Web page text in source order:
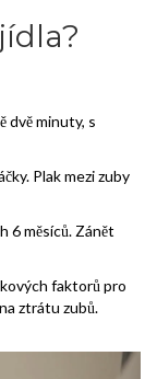
dvě minuty, s
Plak mezi zuby
6 měsíců. Zánět
faktorů pro
ztrátu zubů.